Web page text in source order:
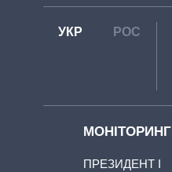
УКР РОС
МОНІТОРИНГ
ПРЕЗИДЕНТ І